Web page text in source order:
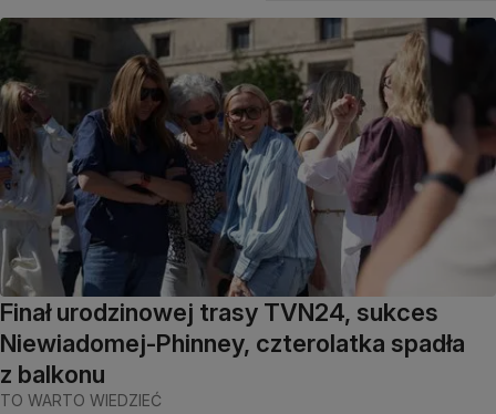
Finał urodzinowej trasy TVN24, sukces
Niewiadomej-Phinney, czterolatka spadła
z balkonu
TO WARTO WIEDZIEĆ